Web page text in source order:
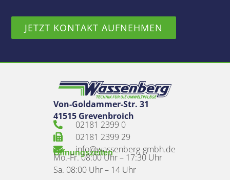
JETZT KONTAKT AUFNEHMEN
Von-Goldammer-Str. 31
41515 Grevenbroich
02181 2399 0
02181 2399 29
info@wassenberg-gmbh.de
Öffnungszeiten
Mo.-Fr. 08:00 Uhr – 17:30 Uhr
Sa. 08:00 Uhr – 14 Uhr